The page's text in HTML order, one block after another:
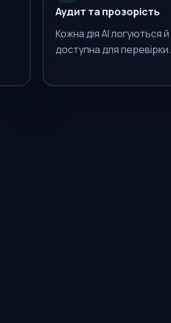
Аудит та прозорість
Кожна дія AI логуються й
доступна для перевірки.